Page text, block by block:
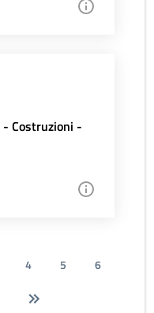
- Costruzioni -
4 5
6